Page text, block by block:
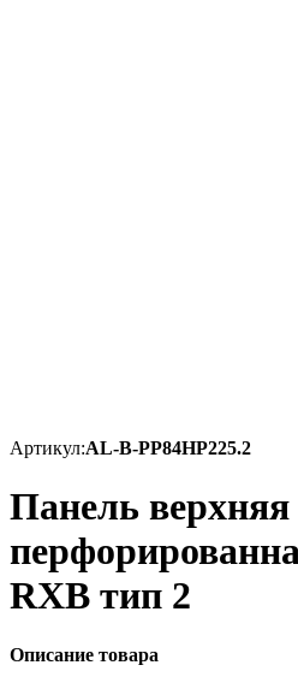
Артикул:AL-B-PP84HP225.2
Панель верхняя
RXB тип 2
Описание товара